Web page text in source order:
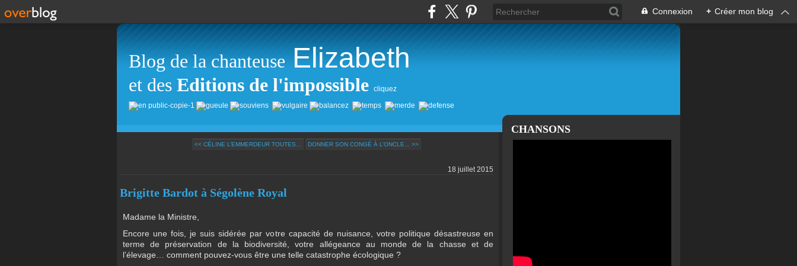
Connexion + Créer mon blog
Blog de la chanteuse Elizabeth
et des Editions de l'impossible cliquez
<< CÉLINE L’EMMERDEUR TOUTES... DONNER SON CONGÉ À L’ONCLE... >>
18 juillet 2015
Brigitte Bardot à Ségolène Royal
Madame la Ministre,
Encore une fois, je suis sidérée par votre capacité de nuisance, votre politique désastreuse en
terme de préservation de la biodiversité, votre allégeance au monde de la chasse et de
l’élevage… comment pouvez-vous être une telle catastrophe écologique ?
CHANSONS